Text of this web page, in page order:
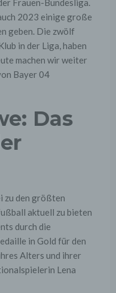
Frauen-Bundesliga.
2023 einige große
geben. Die zwölf
in der Liga, haben
machen wir weiter
Bayer 04
Das
zu den größten
aktuell zu bieten
durch die
in Gold für den
Alters und ihrer
Lena